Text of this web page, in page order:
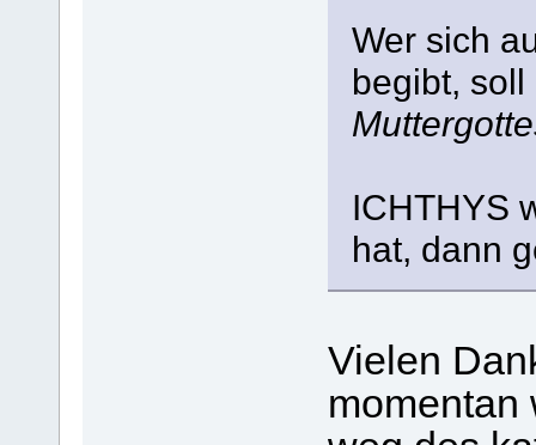
Wer sich
begibt,
ICHTHYS
hat, dann
Vielen
momentan